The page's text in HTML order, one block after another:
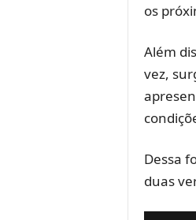
os
Além
vez,
Dessa
duas